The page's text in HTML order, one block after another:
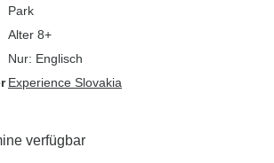
Park
Alter 8+
Nur: Englisch
Experience Slovakia
verfügbar